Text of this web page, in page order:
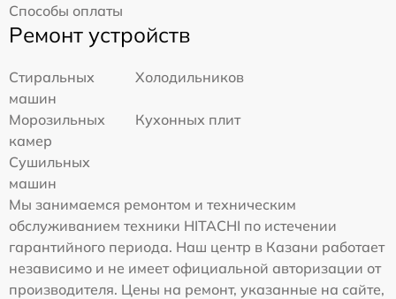
Способы оплаты
Ремонт устройств
Стиральных
машин
Холодильников
Морозильных
камер
Кухонных плит
Сушильных
машин
Мы занимаемся ремонтом и техническим
обслуживанием техники HITACHI по истечении
гарантийного периода. Наш центр в Казани работает
независимо и не имеет официальной авторизации от
производителя. Цены на ремонт, указанные на сайте,